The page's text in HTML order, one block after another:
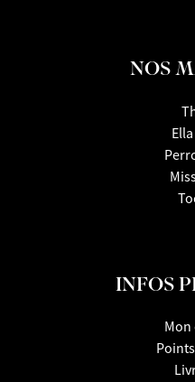
NOS
INFOS